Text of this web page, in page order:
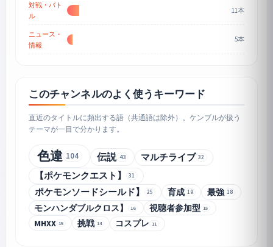
対戦・バト
ル
11本
ニュース・
情報
5本
このチャンネルのよく使うキーワード
直近のタイトルに頻出する語（共通語は除外）。ケンブルが扱う
テーマが一目で分かります。
色違 104 伝説 43 マルチライブ 32
【ポケモンクエスト】 31
ポケモンソードシールド】 25 育成 19 最強 18
モンハンダブルクロス】 16 視聴者参加型 15
MHXX 15 挑戦 14 コスプレ 11